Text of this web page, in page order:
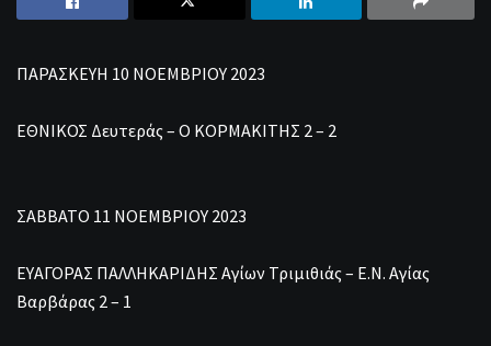
ΠΑΡΑΣΚΕΥΗ 10 ΝΟΕΜΒΡΙΟΥ 2023
ΕΘΝΙΚΟΣ Δευτεράς – Ο ΚΟΡΜΑΚΙΤΗΣ 2 – 2
ΣΑΒΒΑΤΟ 11 ΝΟΕΜΒΡΙΟΥ 2023
ΕΥΑΓΟΡΑΣ ΠΑΛΛΗΚΑΡΙΔΗΣ Αγίων Τριμιθιάς – Ε.Ν. Αγίας
Βαρβάρας 2 – 1